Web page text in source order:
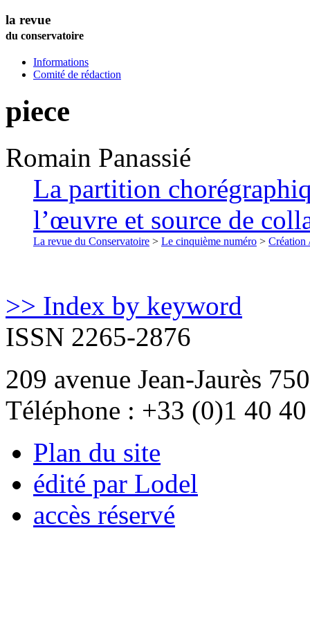
la revue
du conservatoire
Informations
Comité de rédaction
piece
Romain Panassié
La partition
l’œuvre et source de
La revue du Conservatoire > Le cinquième numéro > Création
>> Index by keyword
ISSN 2265-2876
209 avenue Jean-Jaurès
Téléphone : +33 (0)1 40
Plan du site
édité par Lodel
accès réservé